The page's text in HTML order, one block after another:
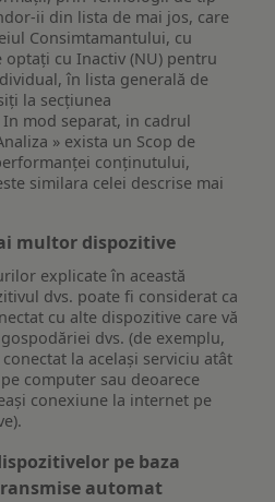
ii din lista de mai jos, care
Consimtamantului, cu
cu Inactiv (NU) pentru
în lista generală de
la secțiunea
In mod separat, in cadrul
» exista un Scop de
conținutului,
similara celei descrise mai
multor dispozitive
explicate în această
dvs. poate fi considerat ca
cu alte dispozitive care vă
dvs. (de exemplu,
la același serviciu atât
computer sau deoarece
conexiune la internet pe
pe baza
automat